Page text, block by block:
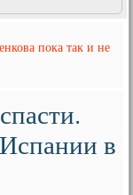
пока так и не
в